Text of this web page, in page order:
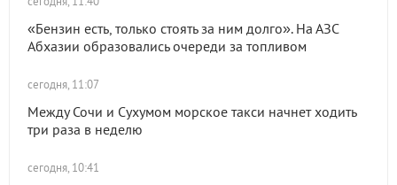
«Бензин есть, только стоять за ним долго». На АЗС
Абхазии образовались очереди за топливом
сегодня, 11:07
Между Сочи и Сухумом морское такси начнет ходить
три раза в неделю
сегодня, 10:41